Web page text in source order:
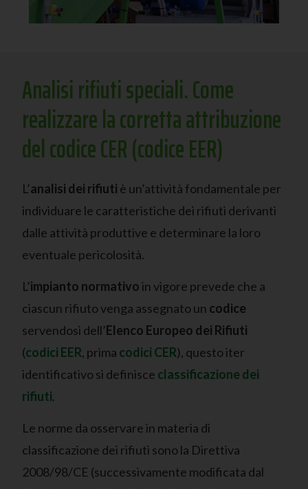
Analisi rifiuti speciali. Come
realizzare la corretta attribuzione
del codice CER (codice EER)
L’analisi dei rifiuti è un’attività fondamentale per
individuare le caratteristiche dei rifiuti derivanti
dalle attività produttive e determinare la loro
eventuale pericolosità.
L’impianto normativoin vigore prevede che a
ciascun rifiuto venga assegnato un codice
servendosi dell’Elenco Europeo dei Rifiuti
(codici EER, prima codici CER), questo iter
identificativo si definisce classificazione dei
rifiuti.
Le norme da osservare in materia di
classificazione dei rifiuti sono la Direttiva
2008/98/CE (successivamente modificata dal